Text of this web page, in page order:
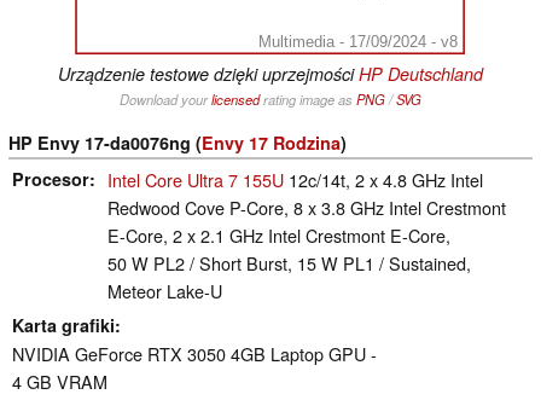
Multimedia - 17/09/2024 - v8
Urządzenie testowe dzięki uprzejmościHP Deutschland
Download yourlicensedrating image as PNG/SVG
HP Envy 17-da0076ng (Envy 17 Rodzina)
Procesor
Intel Core Ultra 7 155U 12c/14t, 2 x 4.8 GHz Intel
Redwood Cove P-Core, 8 x 3.8 GHz Intel Crestmont
E-Core, 2 x 2.1 GHz Intel Crestmont E-Core,
50 W PL2 / Short Burst, 15 W PL1 / Sustained,
Meteor Lake-U
Karta grafiki
NVIDIA GeForce RTX 3050 4GB Laptop GPU -
4 GB VRAM